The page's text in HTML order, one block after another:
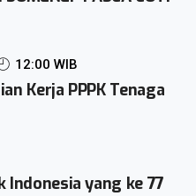
12:00 WIB
Kerja PPPK Tenaga
Indonesia yang ke 77